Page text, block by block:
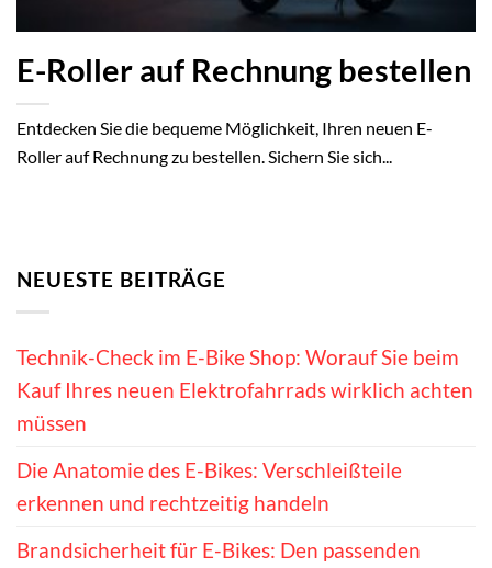
E-Roller auf Rechnung bestellen
Entdecken Sie die bequeme Möglichkeit, Ihren neuen E-
Roller auf Rechnung zu bestellen. Sichern Sie sich...
NEUESTE BEITRÄGE
Technik-Check im E-Bike Shop: Worauf Sie beim
Kauf Ihres neuen Elektrofahrrads wirklich achten
müssen
Die Anatomie des E-Bikes: Verschleißteile
erkennen und rechtzeitig handeln
Brandsicherheit für E-Bikes: Den passenden